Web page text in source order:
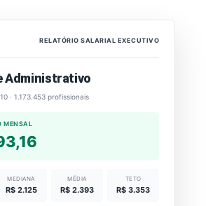
RELATÓRIO SALARIAL EXECUTIVO
Administrativo
· 1.173.453 profissionais
MENSAL
MEDIANA
R$ 2.125
MÉDIA
R$ 2.393
TETO
R$ 3.353